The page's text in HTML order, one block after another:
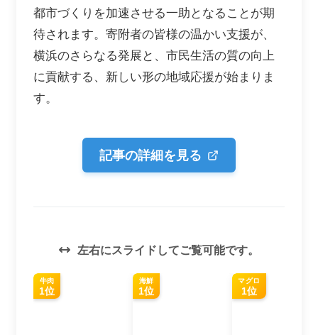
都市づくりを加速させる一助となることが期
待されます。寄附者の皆様の温かい支援が、
横浜のさらなる発展と、市民生活の質の向上
に貢献する、新しい形の地域応援が始まりま
す。
記事の詳細を見る
左右にスライドしてご覧可能です。
牛肉
1位
海鮮
1位
マグロ
1位